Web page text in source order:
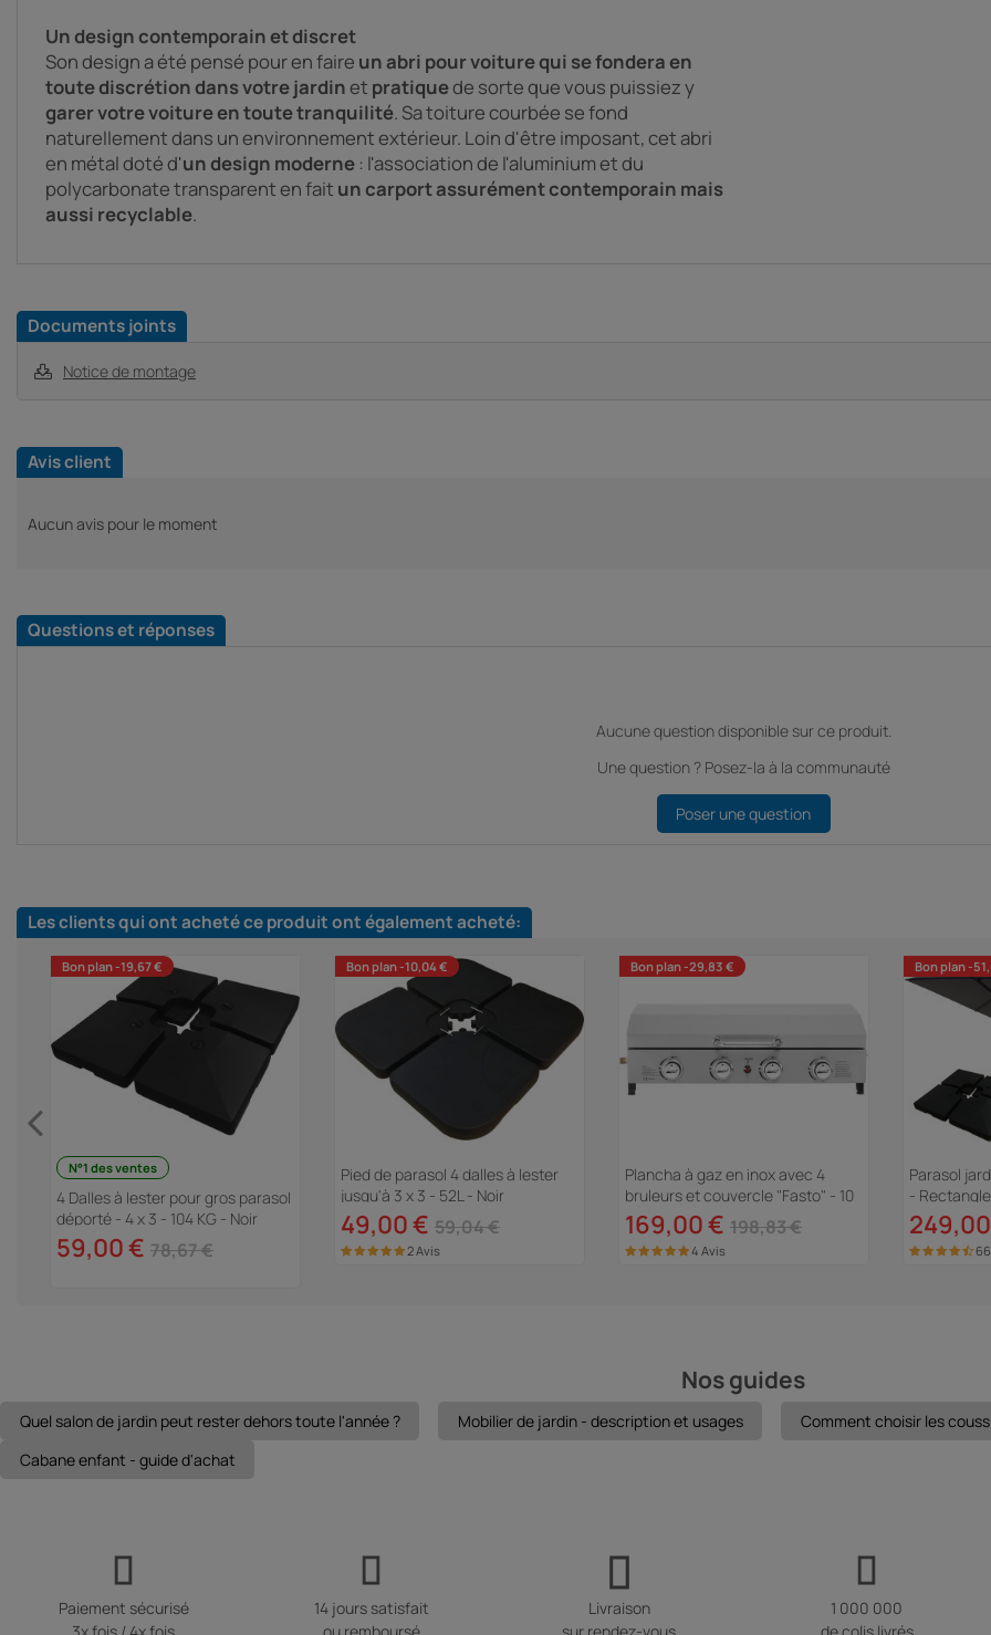
Un design contemporain et discret
Son design a été pensé pour en faire un abri pour voiture qui se fondera en
toute discrétion dans votre jardinet pratiquede sorte que vous puissiez y
garer votre voiture en toute tranquilité. Sa toiture courbée se fond
naturellement dans un environnement extérieur. Loin d'être imposant, cet abri
en métal doté d'un design moderne : l'association de l'aluminium et du
polycarbonate transparent en fait un carport assurément contemporain mais
aussi recyclable.
Documents joints
Notice de montage
Avis client
Aucun avis pour le moment
Questions et réponses
Aucune question disponible sur ce produit.
Une question ? Posez-la à la communauté
Poser une question
Les clients qui ont acheté ce produit ont également acheté:
Bon plan -19,67 €
N°1 des ventes
4 Dalles à lester pour gros parasol
déporté - 4 x 3 - 104 KG - Noir
59,00 € 78,67 €
Bon plan -10,04 €
Pied de parasol 4 dalles à lester
jusqu'à 3 x 3 - 52L - Noir
49,00 € 59,04 €
2 Avis
Bon plan -29,83 €
Plancha à gaz en inox avec 4
bruleurs et couvercle "Fasto" - 10
kw - Gris
169,00 € 198,83 €
4 Avis
Bon plan -
Parasol
-
Dalles à
Nos guides
Quel salon de jardin peut rester dehors toute l'année ? Mobilier de jardin - description et usages
Comment choisir les
Cabane enfant - guide d'achat
Paiement sécurisé
14 jours satisfait
Livraison
1 000 000